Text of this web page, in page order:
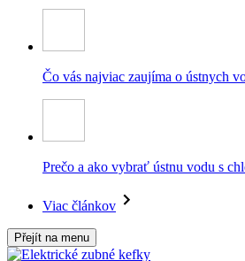
Čo vás najviac zaujíma o ústnych
Prečo a ako vybrať ústnu vodu s
Viac článkov
Přejít na menu